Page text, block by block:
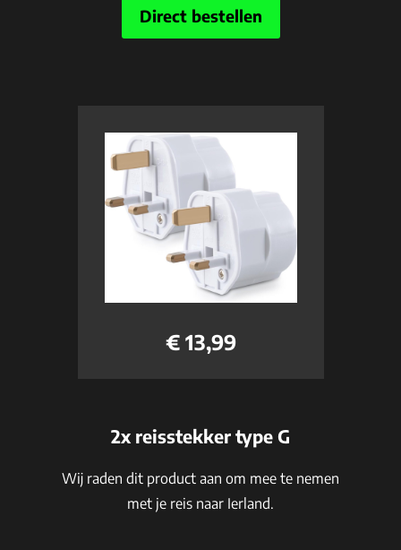
Direct bestellen
€ 13,99
2x reisstekker type G
Wij raden dit product aan om mee te nemen
met je reis naar Ierland.